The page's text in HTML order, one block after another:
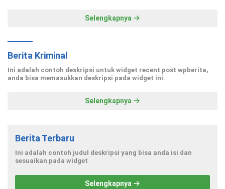
Selengkapnya
Berita Kriminal
Ini adalah contoh deskripsi untuk widget recent post wpberita,
anda bisa memasukkan deskripsi pada widget ini.
Selengkapnya
Berita Terbaru
Ini adalah contoh judul deskripsi yang bisa anda isi dan
sesuaikan pada widget
Selengkapnya